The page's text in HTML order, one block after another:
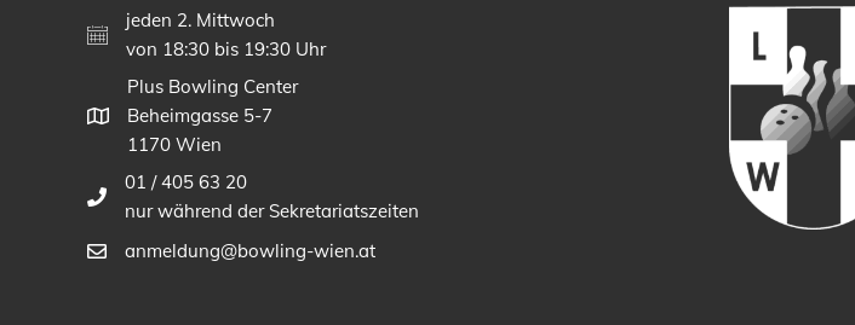
jeden 2. Mittwoch
von 18:30 bis 19:30 Uhr
Plus Bowling Center
Beheimgasse 5-7
1170 Wien
01 / 405 63 20
nur während der Sekretariatszeiten
anmeldung@bowling-wien.at